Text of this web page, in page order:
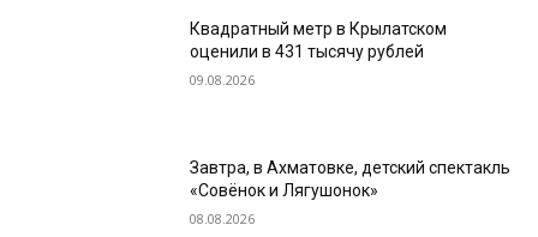
Квадратный метр в Крылатском
оценили в 431 тысячу рублей
09.08.2026
Завтра, в Ахматовке, детский спектакль
«Совёнок и Лягушонок»
08.08.2026